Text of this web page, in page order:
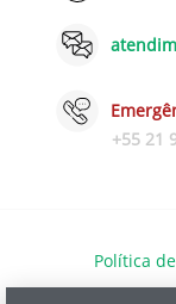
+55 21
Política